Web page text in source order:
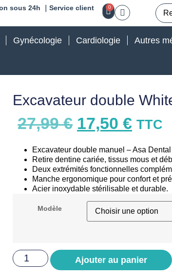
sous 24h ｜Service client
0
Gynécologie Cardiologie Autres
Excavateur double
27,99€ 17,50€ TTC
Excavateur double manuel – Asa
Retire dentine cariée, tissus mous et
Deux extrémités fonctionnelles
Manche ergonomique pour confort et
Acier inoxydable stérilisable et durable.
Modèle
Ajouter au panier